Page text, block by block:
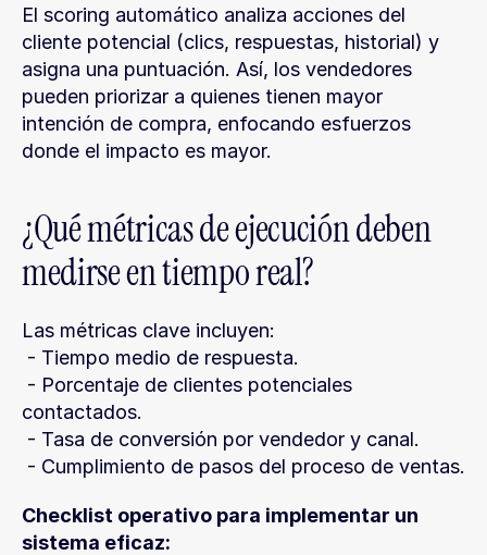
El scoring automático analiza acciones del
cliente potencial (clics, respuestas, historial) y
asigna una puntuación. Así, los vendedores
pueden priorizar a quienes tienen mayor
intención de compra, enfocando esfuerzos
donde el impacto es mayor.
¿Qué métricas de ejecución deben
medirse en tiempo real?
Las métricas clave incluyen:
- Tiempo medio de respuesta.
contactados.
- Tasa de conversión por vendedor y canal.
- Cumplimiento de pasos del proceso de ventas.
Checklist operativo para implementar un
sistema eficaz: